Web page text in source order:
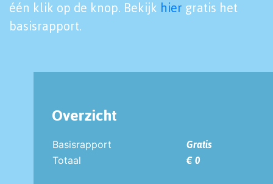
één klik op de knop. Bekijk hier gratis het
basisrapport.
Overzicht
Basisrapport
Gratis
Totaal
€ 0